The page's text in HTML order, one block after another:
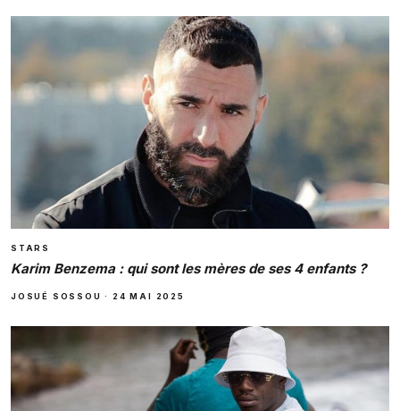
STARS
Karim Benzema : qui sont les mères de ses 4 enfants ?
JOSUÉ SOSSOU · 24 MAI 2025